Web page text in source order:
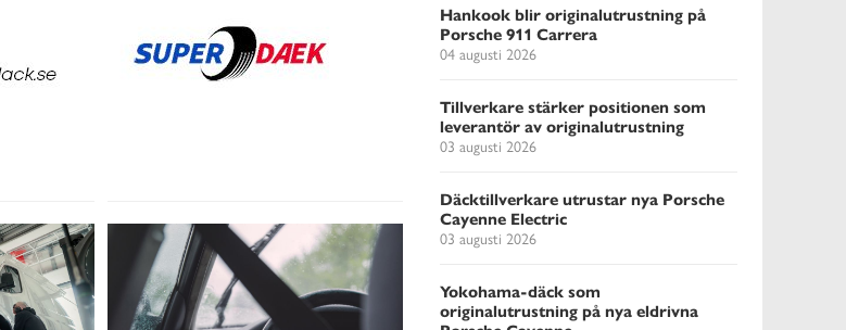
Hankook blir originalutrustning på
Porsche 911 Carrera
04 augusti 2026
Tillverkare stärker positionen som
leverantör av originalutrustning
03 augusti 2026
Däcktillverkare utrustar nya Porsche
Cayenne Electric
03 augusti 2026
Yokohama-däck som
originalutrustning på nya eldrivna